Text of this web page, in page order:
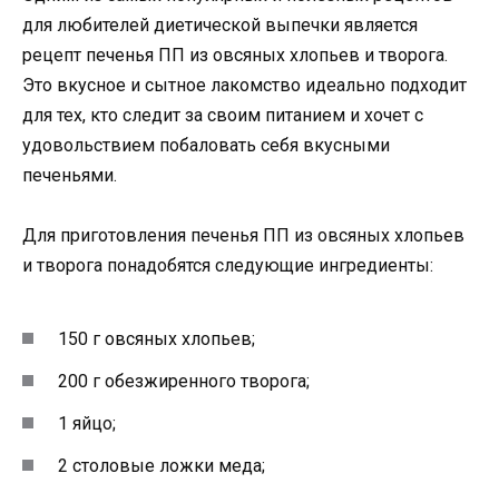
для любителей диетической выпечки является
рецепт печенья ПП из овсяных хлопьев и творога.
Это вкусное и сытное лакомство идеально подходит
для тех, кто следит за своим питанием и хочет с
удовольствием побаловать себя вкусными
печеньями.
Для приготовления печенья ПП из овсяных хлопьев
и творога понадобятся следующие ингредиенты:
150 г овсяных хлопьев;
200 г обезжиренного творога;
1 яйцо;
2 столовые ложки меда;